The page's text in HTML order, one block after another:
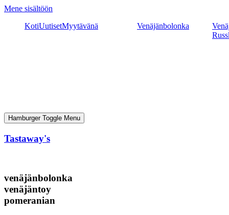
Mene sisältöön
KotiUutisetMyytävänä Venäjänbolonka
Hamburger Toggle Menu
Tastaway's
venäjänbolonka
venäjäntoy
pomeranian